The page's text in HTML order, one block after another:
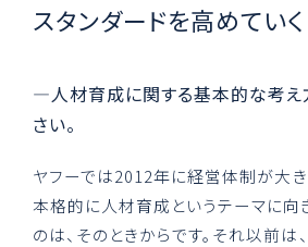
スタンダードを高めていく
—人材育成に関する基本的な考え
さい。
ヤフーでは2012年に経営体制が大き
本格的に人材育成というテーマに向
のは、そのときからです。それ以前は